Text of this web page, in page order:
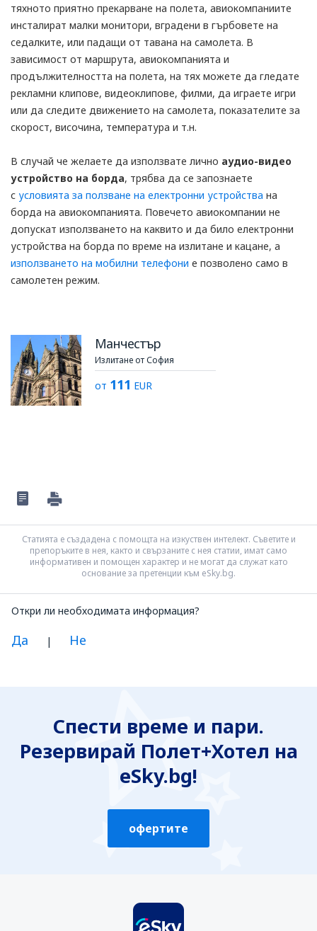
тяхното приятно прекарване на полета, авиокомпаниите
инсталират малки монитори, вградени в гърбовете на
седалките, или падащи от тавана на самолета. В
зависимост от маршрута, авиокомпанията и
продължителността на полета, на тях можете да гледате
рекламни клипове, видеоклипове, филми, да играете игри
или да следите движението на самолета, показателите за
скорост, височина, температура и т.н.
В случай че желаете да използвате лично аудио-видео
устройство на борда, трябва да се запoзнаете
с условията за ползване на електронни устройства на
борда на авиокомпанията. Повечето авиокомпании не
допускат използването на каквито и да било електронни
устройства на борда по време на излитане и кацане, а
използването на мобилни телефони е позволено само в
самолетен режим.
Манчестър
Излитане от София
от 111 EUR
Статията е създадена с помощта на изкуствен интелект. Съветите и
препоръките в нея, както и свързаните с нея статии, имат само
информативен и помощен характер и не могат да служат като
основание за претенции към eSky.bg.
Откри ли необходимата информация?
Да | Не
Неточна
Неизчерпателна
Твърде обемна
Спести време и пари.
Резервирай Полет+Хотел на
eSky.bg!
офертите